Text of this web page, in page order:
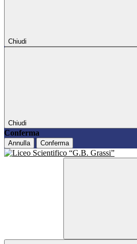
Chiudi
Chiudi
Conferma
Annulla Conferma